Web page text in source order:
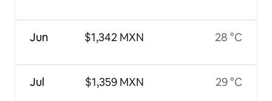
Jun
Jul
$1,342 MXN
$1,359 MXN
28 °C
29 °C